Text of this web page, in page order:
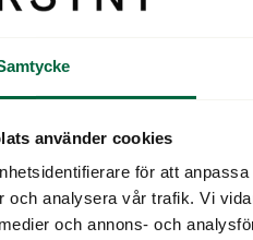
använder cookies
för att
och analysera vår trafik. Vi
och annons- och